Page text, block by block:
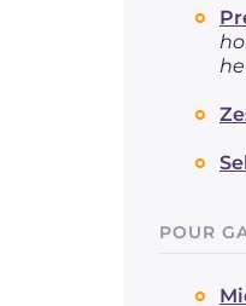
POUR